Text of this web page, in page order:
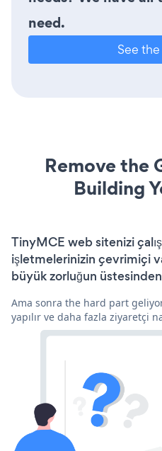
need.
See
Remove the
Building
TinyMCE web sitenizi
işletmelerinizin çevrimiçi
büyük zorluğun
Ama sonra the hard part
yapılır ve daha fazla ziyaretçi